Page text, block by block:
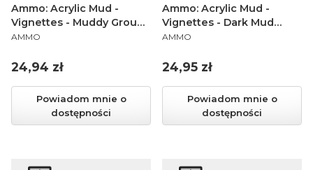
Ammo: Acrylic Mud -
Vignettes - Muddy Ground
(100 ml)
PRODUCENT
AMMO
Cena
24,94 zł
Powiadom mnie o
dostępności
Ammo: Acrylic Mud -
Vignettes - Dark Mud
Ground (100 ml)
PRODUCENT
AMMO
Cena
24,95 zł
Powiadom mnie o
dostępności